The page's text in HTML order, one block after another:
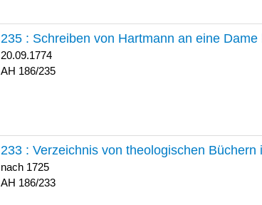
235 : Schreiben von Hartmann an eine
20.09.1774
186/235
233 : Verzeichnis von theologischen
nach 1725
186/233